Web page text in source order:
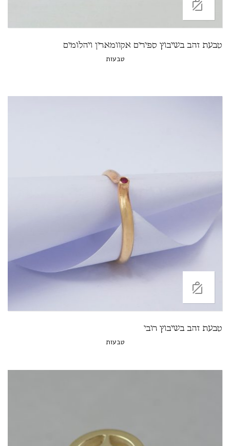
טבעת זהב בשיבוץ ספירים אקוומארין ויהלומים
טבעות
טבעת זהב בשיבוץ רובי
טבעות